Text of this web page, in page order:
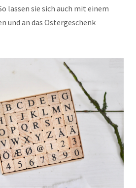
lassen sie sich auch mit einem
und an das Ostergeschenk